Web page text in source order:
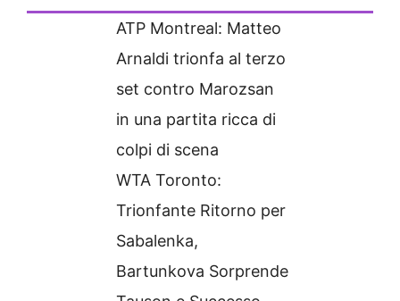
ATP Montreal: Matteo
Arnaldi trionfa al terzo
set contro Marozsan
in una partita ricca di
colpi di scena
WTA Toronto:
Trionfante Ritorno per
Sabalenka,
Bartunkova Sorprende